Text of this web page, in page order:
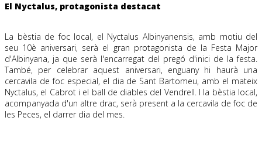
El Nyctalus, protagonista destacat
La bèstia de foc local, el Nyctalus Albinyanensis, amb motiu del
seu 10è aniversari, serà el gran protagonista de la Festa Major
d'Albinyana, ja que serà l'encarregat del pregó d'inici de la festa.
També, per celebrar aquest aniversari, enguany hi haurà una
cercavila de foc especial, el dia de Sant Bartomeu, amb el mateix
Nyctalus, el Cabrot i el ball de diables del Vendrell. I la bèstia local,
acompanyada d'un altre drac, serà present a la cercavila de foc de
les Peces, el darrer dia del mes.